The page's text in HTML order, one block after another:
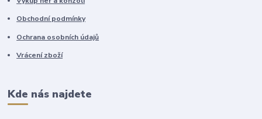
Obchodní podmínky
Ochrana osobních údajů
Vrácení zboží
Kde nás najdete